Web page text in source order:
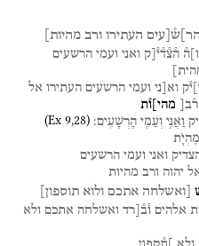
הר]ש֯[עים העתירו ורב מהיות]
ו ה֯ ה֯צ֯ד֯י֯[ק ואני ועמי הרשעים
וא[ני ועמי הרשעים העתירו אל
ר֯ב[
מהי]ו֯ת
וַאֲנִ֥י וְעַמִּ֖י הָרְשָׁעִֽים׃ (Ex 9,28)
מִֽהְיֹ֛ת
ואני ועמי הרשעים
יהוה ורב מהיות
[ואשלחה אתכם ולוא תוספון]
אלהים ו֯ב֯[רד ואשלחה אתכם ולא